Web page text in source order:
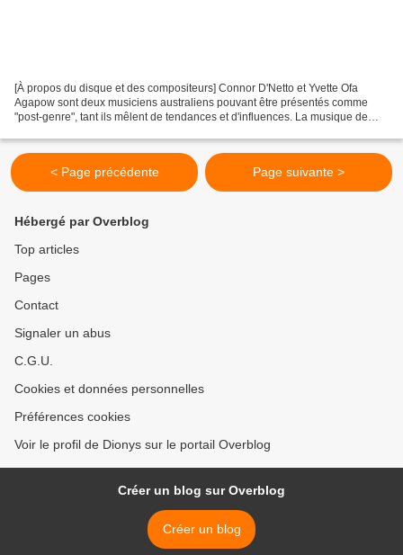
[À propos du disque et des compositeurs] Connor D'Netto et Yvette Ofa
Agapow sont deux musiciens australiens pouvant être présentés comme
"post-genre", tant ils mêlent de tendances et d'influences. La musique de
< Page précédente Page suivante >
Hébergé par Overblog
Top articles
Pages
Contact
Signaler un abus
C.G.U.
Cookies et données personnelles
Préférences cookies
Voir le profil de Dionys sur le portail Overblog
Créer un blog sur Overblog
Créer un blog